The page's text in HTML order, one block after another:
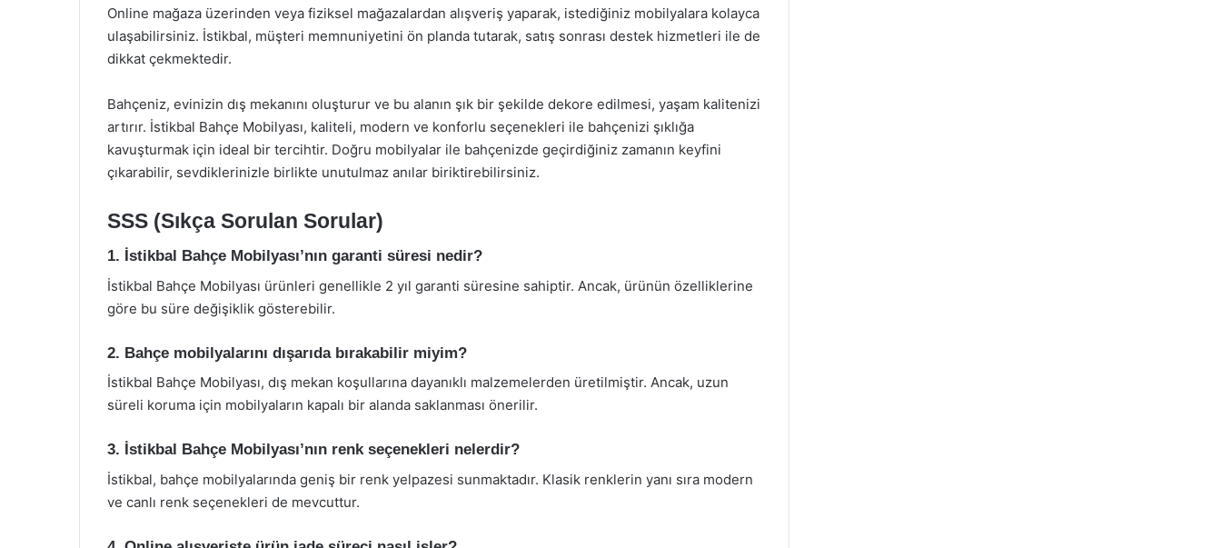
Online mağaza üzerinden veya fiziksel mağazalardan alışveriş yaparak, istediğiniz mobilyalara kolayca
ulaşabilirsiniz. İstikbal, müşteri memnuniyetini ön planda tutarak, satış sonrası destek hizmetleri ile de
dikkat çekmektedir.
Bahçeniz, evinizin dış mekanını oluşturur ve bu alanın şık bir şekilde dekore edilmesi, yaşam kalitenizi
artırır. İstikbal Bahçe Mobilyası, kaliteli, modern ve konforlu seçenekleri ile bahçenizi şıklığa
kavuşturmak için ideal bir tercihtir. Doğru mobilyalar ile bahçenizde geçirdiğiniz zamanın keyfini
çıkarabilir, sevdiklerinizle birlikte unutulmaz anılar biriktirebilirsiniz.
SSS (Sıkça Sorulan Sorular)
1. İstikbal Bahçe Mobilyası’nın garanti süresi nedir?
İstikbal Bahçe Mobilyası ürünleri genellikle 2 yıl garanti süresine sahiptir. Ancak, ürünün özelliklerine
göre bu süre değişiklik gösterebilir.
2. Bahçe mobilyalarını dışarıda bırakabilir miyim?
İstikbal Bahçe Mobilyası, dış mekan koşullarına dayanıklı malzemelerden üretilmiştir. Ancak, uzun
süreli koruma için mobilyaların kapalı bir alanda saklanması önerilir.
3. İstikbal Bahçe Mobilyası’nın renk seçenekleri nelerdir?
İstikbal, bahçe mobilyalarında geniş bir renk yelpazesi sunmaktadır. Klasik renklerin yanı sıra modern
ve canlı renk seçenekleri de mevcuttur.